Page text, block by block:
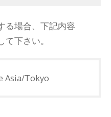
る場合、下記内容
下さい。
Asia/Tokyo